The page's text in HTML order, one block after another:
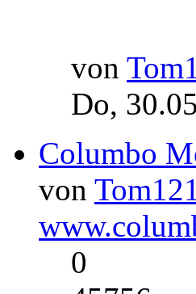
von
Do,
Columbo
von
0